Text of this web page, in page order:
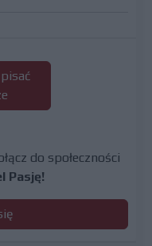
do społeczności
Pasję!